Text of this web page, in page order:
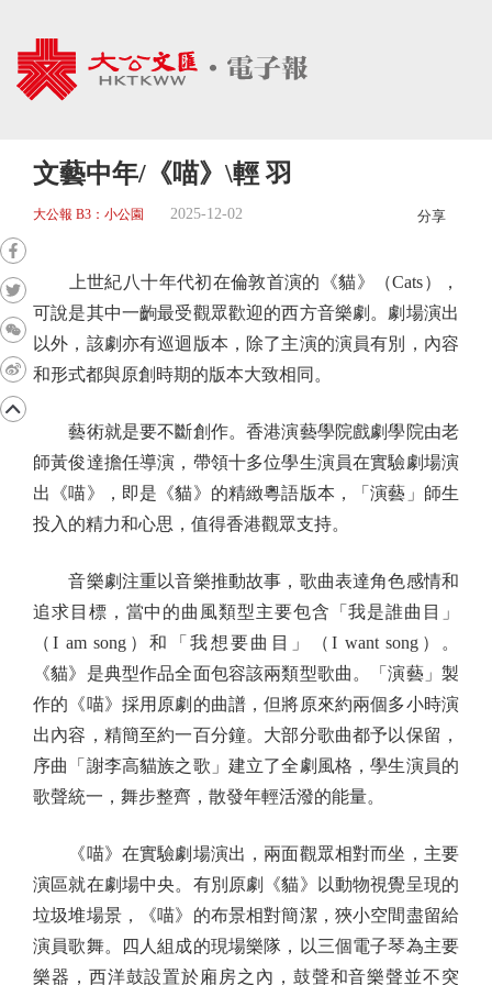
文藝中年/《喵》\輕 羽
大公報 B3：小公園 2025-12-02 分享
上世紀八十年代初在倫敦首演的《貓》（Cats），
可說是其中一齣最受觀眾歡迎的西方音樂劇。劇場演出
以外，該劇亦有巡迴版本，除了主演的演員有別，內容
和形式都與原創時期的版本大致相同。
藝術就是要不斷創作。香港演藝學院戲劇學院由老
師黃俊達擔任導演，帶領十多位學生演員在實驗劇場演
出《喵》，即是《貓》的精緻粵語版本，「演藝」師生
投入的精力和心思，值得香港觀眾支持。
音樂劇注重以音樂推動故事，歌曲表達角色感情和
追求目標，當中的曲風類型主要包含「我是誰曲目」
（I am song）和「我想要曲目」（I want song）。
《貓》是典型作品全面包容該兩類型歌曲。「演藝」製
作的《喵》採用原劇的曲譜，但將原來約兩個多小時演
出內容，精簡至約一百分鐘。大部分歌曲都予以保留，
序曲「謝李高貓族之歌」建立了全劇風格，學生演員的
歌聲統一，舞步整齊，散發年輕活潑的能量。
《喵》在實驗劇場演出，兩面觀眾相對而坐，主要
演區就在劇場中央。有別原劇《貓》以動物視覺呈現的
垃圾堆場景，《喵》的布景相對簡潔，狹小空間盡留給
演員歌舞。四人組成的現場樂隊，以三個電子琴為主要
樂器，西洋鼓設置於廂房之內，鼓聲和音樂聲並不突